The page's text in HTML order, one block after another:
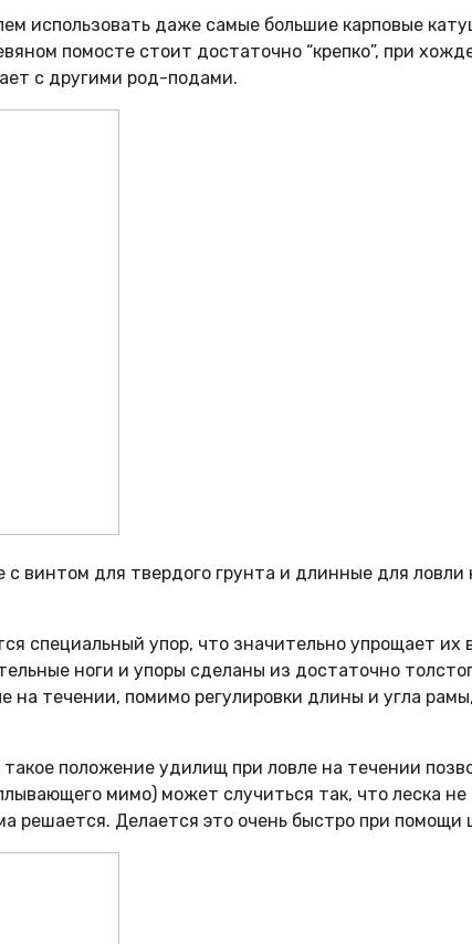
использовать даже самые большие карповые
помосте стоит достаточно “крепко”, при
с другими род-подами.
винтом для твердого грунта и длинные для
специальный упор, что значительно упрощает
ноги и упоры сделаны из достаточно
на течении, помимо регулировки длины и угла
положение удилищ при ловле на течении
мимо) может случиться так, что леска
решается. Делается это очень быстро при